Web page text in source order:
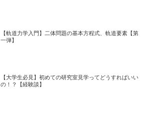
【軌道力学入門】二体問題の基本方程式、軌道要素【第
一弾】
【大学生必見】初めての研究室見学ってどうすればいい
の！？【経験談】